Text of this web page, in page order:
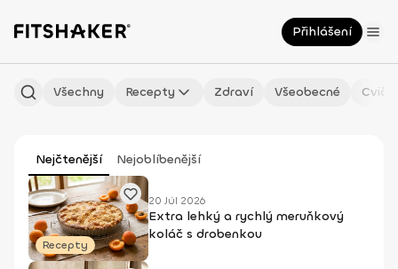
Přihlášení
Všechny Recepty Zdraví Všeobecné
Nejčtenější Nejoblíbenější
Recepty
20 Júl 2026
Extra lehký a rychlý meruňkový
koláč s drobenkou